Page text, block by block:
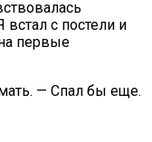
встал с постели и
первые
— Спал бы еще.